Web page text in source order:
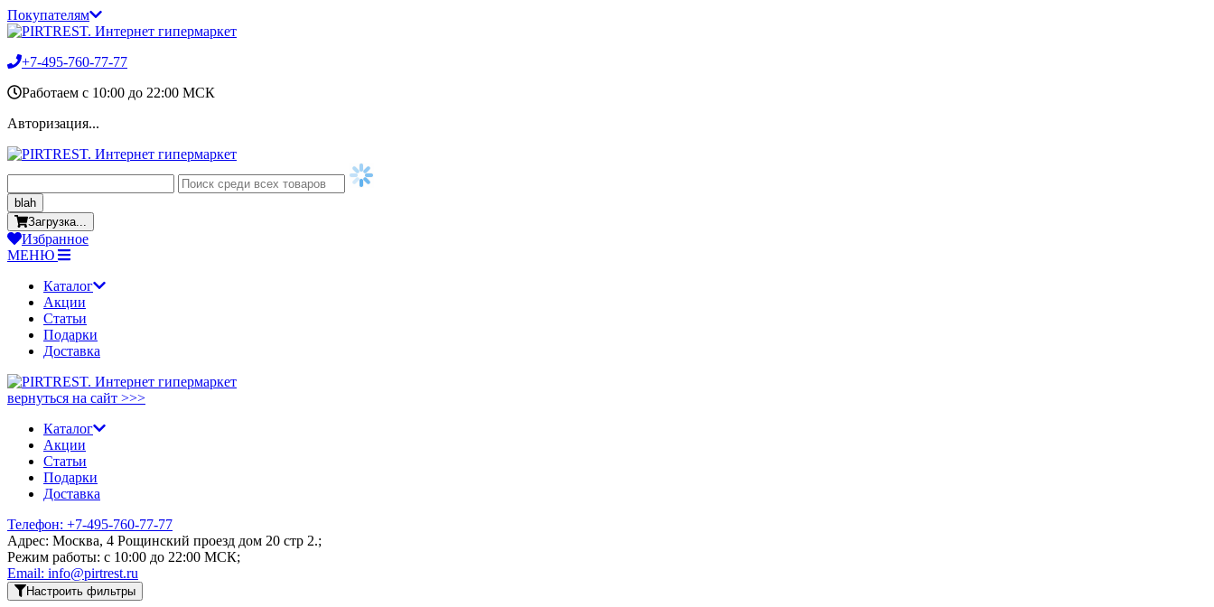
Покупателям
+7-495-760-77-77
Работаем c 10:00 до 22:00 МСК
Авторизация...
blah
Загрузка...
Избранное
МЕНЮ
Каталог
Акции
Статьи
Подарки
Доставка
вернуться на сайт >>>
Каталог
Акции
Статьи
Подарки
Доставка
Телефон: +7-495-760-77-77
Адрес: Москва, 4 Рощинский проезд дом 20 стр 2.;
Режим работы: c 10:00 до 22:00 МСК;
Email: info@pirtrest.ru
Настроить фильтры